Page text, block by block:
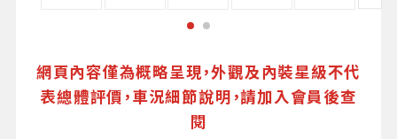
網頁內容僅為概略呈現，外觀及內裝星級不代
表總體評價，車況細節說明，請加入會員後查
閱